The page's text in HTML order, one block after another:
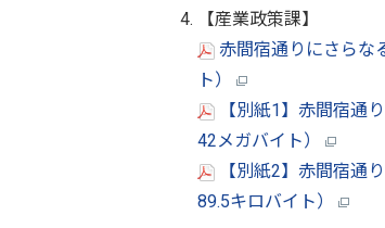
【産業政策課】
赤間宿通りにさらな
ト）
【別紙1】赤間宿通
42メガバイト）
【別紙2】赤間宿通
89.5キロバイト）